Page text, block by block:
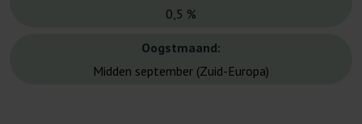
0,5 %
Oogstmaand:
Midden september (Zuid-Europa)